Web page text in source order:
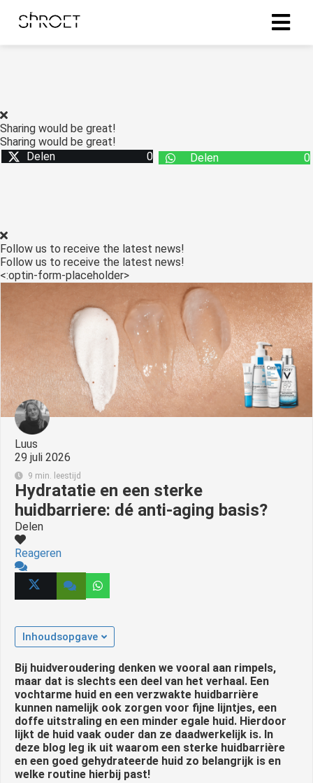
Sharing would be great!
Sharing would be great!
Delen
0 Delen 0
Follow us to receive the latest news!
Follow us to receive the latest news!
<:optin-form-placeholder>
Luus
29 juli 2026
9 min. leestijd
Hydratatie en een sterke
huidbarriere: dé anti-aging basis?
Delen
Reageren
Inhoudsopgave
Bij huidveroudering denken we vooral aan rimpels,
maar dat is slechts een deel van het verhaal. Een
vochtarme huid en een verzwakte huidbarrière
kunnen namelijk ook zorgen voor fijne lijntjes, een
doffe uitstraling en een minder egale huid. Hierdoor
lijkt de huid vaak ouder dan ze daadwerkelijk is. In
deze blog leg ik uit waarom een sterke huidbarrière
en een goed gehydrateerde huid zo belangrijk is en
welke routine hierbij past!
te
Ze
gebruikt
worden
om
te
over
van
op
de
website-
van